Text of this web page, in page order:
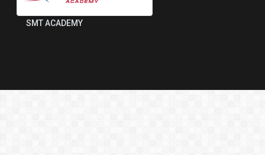
SMT ACADEMY